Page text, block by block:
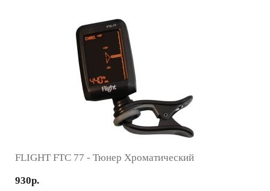
FLIGHT FTC 77 - Тюнер Хроматический
930р.